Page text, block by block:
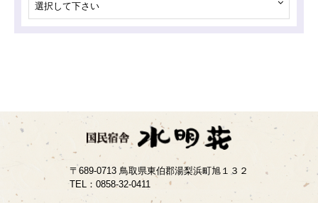
選択して下さい
〒689-0713 鳥取県東伯郡湯梨浜町旭１３２
TEL： 0858-32-0411